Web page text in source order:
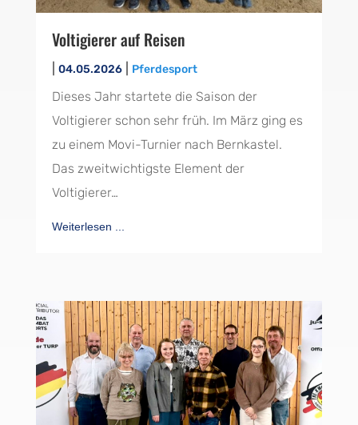
Voltigierer auf Reisen
04.05.2026 Pferdesport
Dieses Jahr startete die Saison der
Voltigierer schon sehr früh. Im März ging es
zu einem Movi-Turnier nach Bernkastel.
Das zweitwichtigste Element der
Voltigierer…
Weiterlesen ...